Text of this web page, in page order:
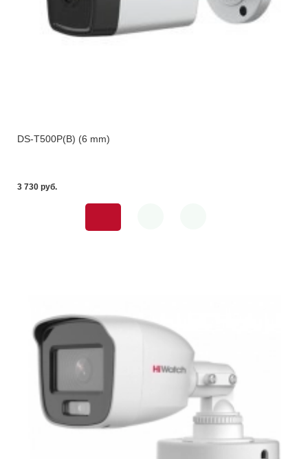
DS-T500P(B) (6 mm)
3 730 pуб.